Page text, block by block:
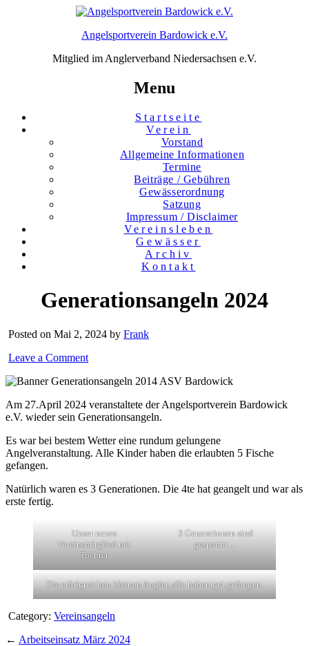
Angelsportverein Bardowick e.V.
Mitglied im Anglerverband Niedersachsen e.V.
Menu
Startseite
Verein
Vorstand
Allgemeine Informationen
Termine
Beiträge / Gebühren
Gewässer­ordnung
Satzung
Impressum / Disclaimer
Vereinsleben
Gewässer
Archiv
Kontakt
Generationsangeln 2024
Posted on Mai 2, 2024 by Frank
Leave a Comment
Am 27.April 2024 veranstaltete der Angelsportverein Bardowick
e.V. wieder sein Generationsangeln.
Es war bei bestem Wetter eine rundum gelungene
Angelveranstaltung. Alle Kinder haben die erlaubten 5 Fische
gefangen.
Natürlich waren es 3 Generationen. Die 4te hat geangelt und war als
erste fertig.
Unser neues
Vereinsmitglied mit
Tochter
3 Generationen sind
gespannt…
Die erfolgreichen kleinen Angler, alle haben gut gefangen.
Category: Vereinsangeln
← Arbeitseinsatz März 2024